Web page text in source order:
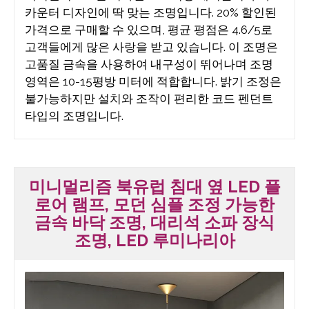
카운터 디자인에 딱 맞는 조명입니다. 20% 할인된
가격으로 구매할 수 있으며, 평균 평점은 4.6/5로
고객들에게 많은 사랑을 받고 있습니다. 이 조명은
고품질 금속을 사용하여 내구성이 뛰어나며 조명
영역은 10-15평방 미터에 적합합니다. 밝기 조정은
불가능하지만 설치와 조작이 편리한 코드 펜던트
타입의 조명입니다.
미니멀리즘 북유럽 침대 옆 LED 플
로어 램프, 모던 심플 조정 가능한
금속 바닥 조명, 대리석 소파 장식
조명, LED 루미나리아